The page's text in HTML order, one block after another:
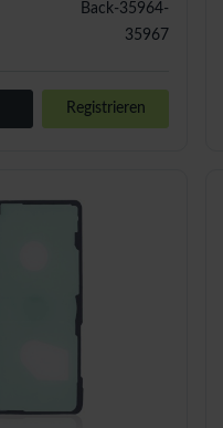
Back-35964-
35967
Registrieren